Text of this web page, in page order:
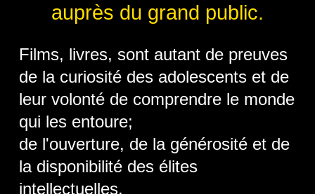
auprès du grand public.
Films, livres, sont autant de preuves
de la curiosité des adolescents et de
leur volonté de comprendre le monde
qui les entoure;
de l'ouverture, de la générosité et de
la disponibilité des élites
intellectuelles.